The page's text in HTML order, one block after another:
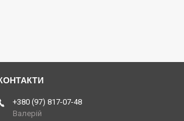
+380 (97) 817-07-48
Валерій